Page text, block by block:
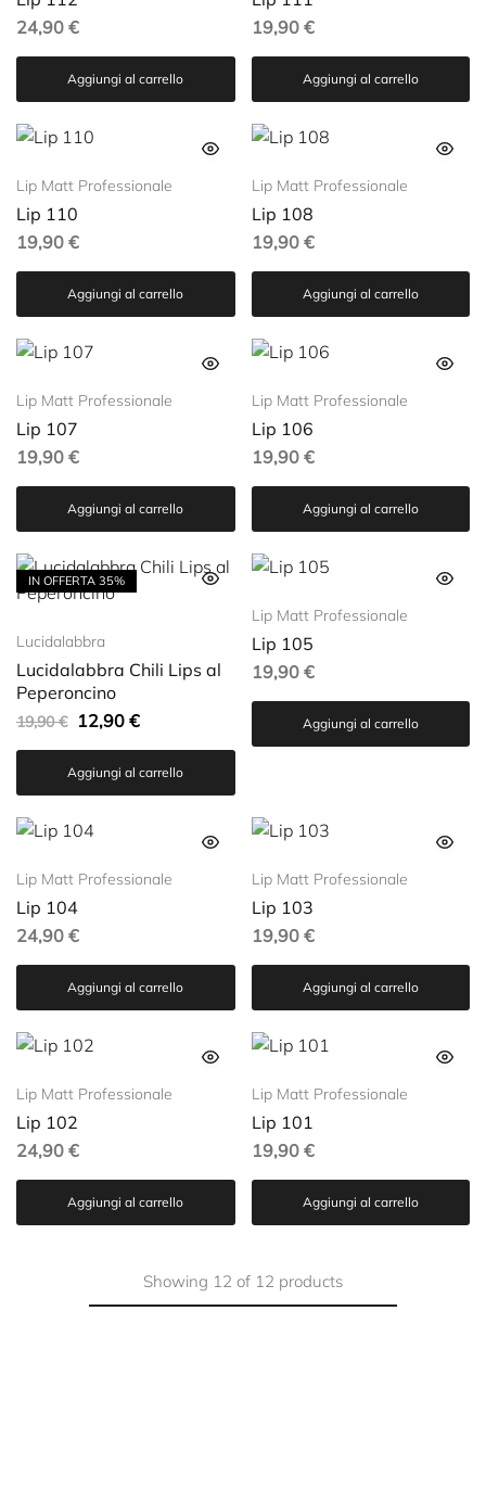
24,90 €
Aggiungi al carrello
19,90 €
Aggiungi al carrello
Lip Matt Professionale
Lip 110
19,90 €
Aggiungi al carrello
Lip Matt Professionale
Lip 108
19,90 €
Aggiungi al carrello
Lip Matt Professionale
Lip 107
19,90 €
Aggiungi al carrello
Lip Matt Professionale
Lip 106
19,90 €
Aggiungi al carrello
IN OFFERTA 35%
Lucidalabbra
Lucidalabbra Chili Lips al
Peperoncino
19,90€ 12,90 €
Aggiungi al carrello
Lip Matt Professionale
Lip 105
19,90 €
Aggiungi al carrello
Lip Matt Professionale
Lip 104
24,90 €
Aggiungi al carrello
Lip Matt Professionale
Lip 103
19,90 €
Aggiungi al carrello
Lip Matt Professionale
Lip 102
24,90 €
Aggiungi al carrello
Lip Matt Professionale
Lip 101
19,90 €
Aggiungi al carrello
Showing 12 of 12 products